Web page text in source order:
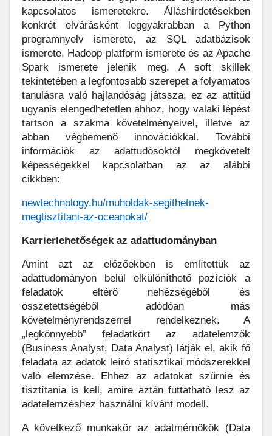
kapcsolatos ismeretekre. Álláshirdetésekben
konkrét elvárásként leggyakrabban a Python
programnyelv ismerete, az SQL adatbázisok
ismerete, Hadoop platform ismerete és az Apache
Spark ismerete jelenik meg. A soft skillek
tekintetében a legfontosabb szerepet a folyamatos
tanulásra való hajlandóság játssza, ez az attitűd
ugyanis elengedhetetlen ahhoz, hogy valaki lépést
tartson a szakma követelményeivel, illetve az
abban végbemenő innovációkkal. További
információk az adattudósoktól megkövetelt
képességekkel kapcsolatban az az alábbi
cikkben:
newtechnology.hu/muholdak-segithetnek-
megtisztitani-az-oceanokat/
Karrierlehetőségek az adattudományban
Amint azt az előzőekben is említettük az
adattudományon belül elkülöníthető pozíciók a
feladatok eltérő nehézségéből és
összetettségéből adódóan más
követelményrendszerrel rendelkeznek. A
„legkönnyebb” feladatkört az adatelemzők
(Business Analyst, Data Analyst) látják el, akik fő
feladata az adatok leíró statisztikai módszerekkel
való elemzése. Ehhez az adatokat szűrnie és
tisztítania is kell, amire aztán futtatható lesz az
adatelemzéshez használni kívánt modell.
A következő munkakör az adatmérnökök (Data